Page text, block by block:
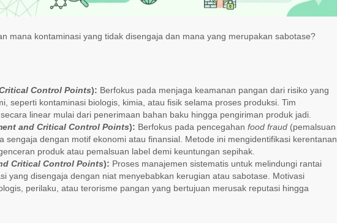
mana kontaminasi yang tidak disengaja dan mana yang merupakan sabotase?
Control Points): Berfokus pada menjaga keamanan pangan dari risiko yang
seperti kontaminasi biologis, kimia, atau fisik selama proses produksi. Tim
linear mulai dari penerimaan bahan baku hingga pengiriman produk jadi.
and Critical Control Points): Berfokus pada pencegahan food fraud(pemalsuan
sengaja dengan motif ekonomi atau finansial. Metode ini mengidentifikasi kerentanan
produk atau pemalsuan label demi keuntungan sepihak.
Critical Control Points): Proses manajemen sistematis untuk melindungi rantai
yang disengaja dengan niat menyebabkan kerugian atau sabotase. Motivasi
perilaku, atau terorisme pangan yang bertujuan merusak reputasi hingga